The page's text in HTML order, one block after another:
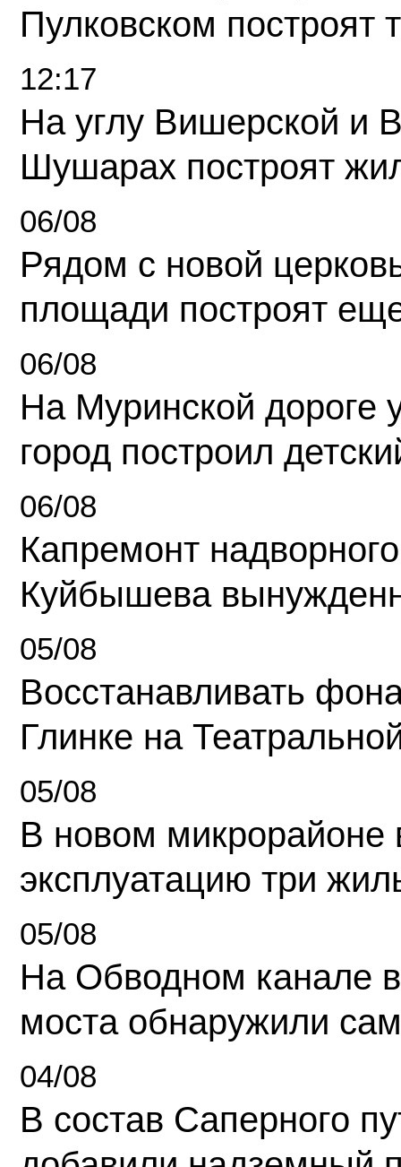
Пулковском построят
12:17
На углу Вишерской и
Шушарах построят
06/08
Рядом с новой
площади построят
06/08
На Муринской дороге
город построил
06/08
Капремонт
Куйбышева
05/08
Восстанавливать
Глинке на
05/08
В новом микрорайоне
эксплуатацию три
05/08
На Обводном канале
моста обнаружили
04/08
В состав Саперного